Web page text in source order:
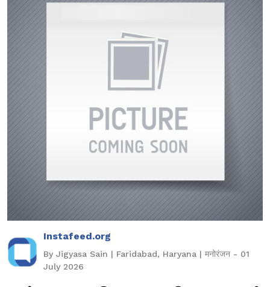
Instafeed.org
By Jigyasa Sain | Faridabad, Haryana | मनोरंजन - 01
July 2026